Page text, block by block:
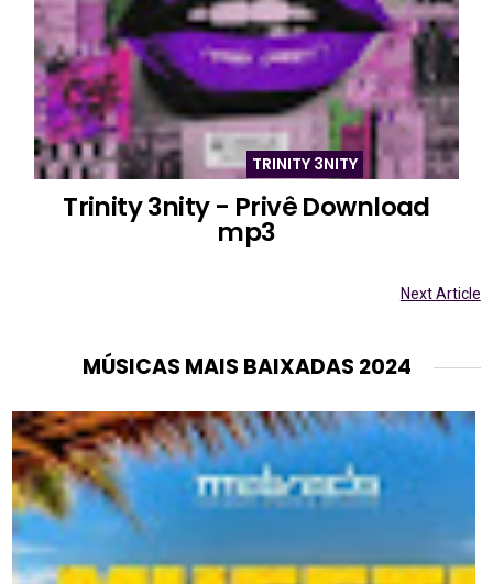
TRINITY 3NITY
Trinity 3nity - Privê Download
mp3
Next Article
MÚSICAS MAIS BAIXADAS 2024